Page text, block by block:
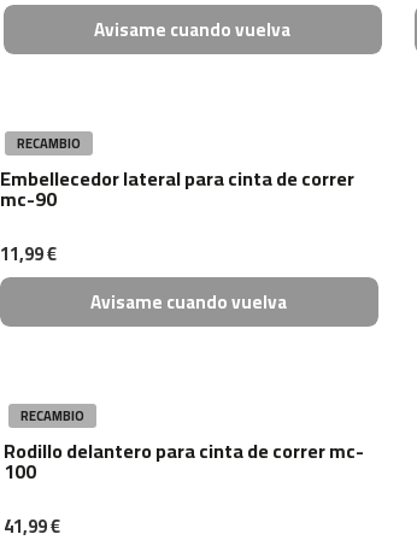
gym-
300
KITBAR-
plataformas
maquinas
de
100
Avisame cuando vuelva
RECAMBIO
Embellecedor lateral para cinta de correr
mc-90
11,99 €
Avisame cuando vuelva
RECAMBIO
Rodillo delantero para cinta de correr mc-
100
41,99 €